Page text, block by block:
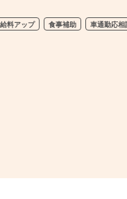
料アップ 食事補助 車通勤応相